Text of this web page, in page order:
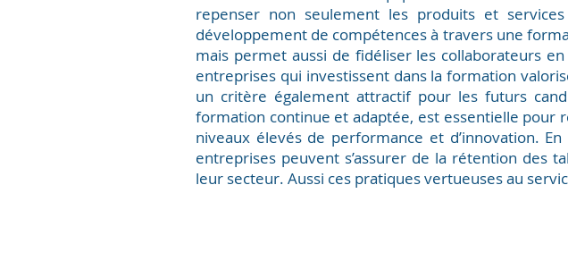
repenser non seulement les produits et
développement de compétences à travers une
mais permet aussi de fidéliser les collaborateurs
entreprises qui investissent dans la formation
un critère également attractif pour les futurs
formation continue et adaptée, est essentielle
niveaux élevés de performance et d’innovation.
entreprises peuvent s’assurer de la rétention des
leur secteur. Aussi ces pratiques vertueuses au